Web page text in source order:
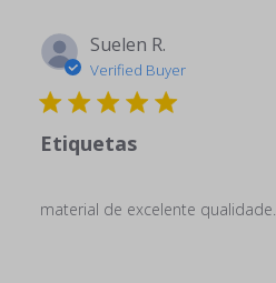
Suelen R.
Verified Buyer
Etiquetas
material de excelente qualidade.